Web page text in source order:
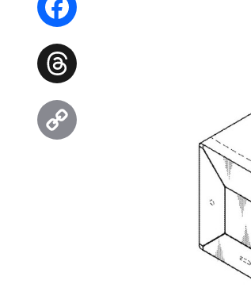
Facebook
Threads